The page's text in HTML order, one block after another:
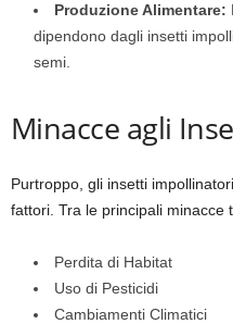
Produzione Alimentare:
dipendono dagli insetti
semi.
Minacce agli
Purtroppo, gli insetti
fattori. Tra le principali minacce
Perdita di Habitat
Uso di Pesticidi
Cambiamenti Climatici